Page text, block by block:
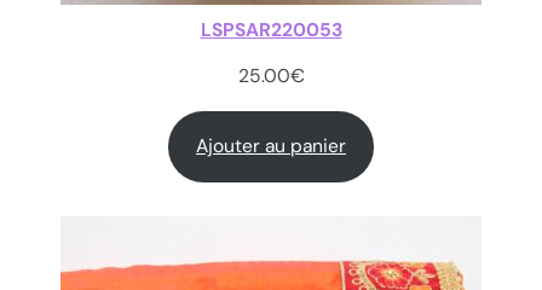
LSPSAR220053
25.00€
Ajouter au panier